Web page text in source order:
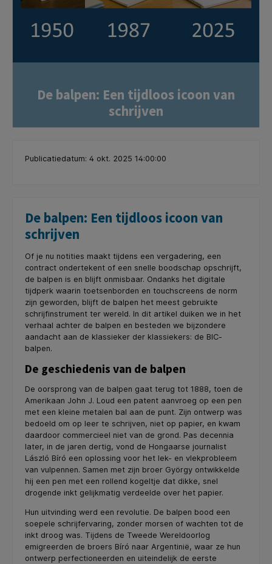
De balpen: Een tijdloos icoon van
schrijven
Publicatiedatum: 4 okt. 2025 14:00:00
De balpen: Een tijdloos icoon van
schrijven
Of je nu notities maakt tijdens een vergadering, een
contract ondertekent of een snelle boodschap opschrijft,
de balpen is en blijft onmisbaar. Ondanks het digitale
tijdperk waarin toetsenborden en touchscreens de norm
zijn geworden, blijft de balpen het meest gebruikte
schrijfinstrument ter wereld. In dit artikel duiken we in het
verhaal achter de balpen en besteden we bijzondere
aandacht aan de klassieker der klassiekers: de BIC-
balpen.
De geschiedenis van de balpen
De oorsprong van de balpen gaat terug tot 1888, toen de
Amerikaan John J. Loud een patent aanvroeg op een pen
met een kleine metalen bal aan de punt. Zijn ontwerp was
bedoeld om op leer te schrijven, niet op papier, en kwam
daardoor commercieel niet van de grond. Pas decennia
later, in de jaren dertig, vond de Hongaarse journalist
László Bíró een oplossing voor het lek- en vlekprobleem
van vulpennen. Samen met zijn broer György ontwikkelde
hij een pen met een rollend kogeltje dat dikke, snel
drogende inkt gelijkmatig verdeelde over het papier.
Hun uitvinding werd een revolutie. De balpen bood een
soepele schrijfervaring, zonder morsen of wachten tot de
inkt droog was. Tijdens de Tweede Wereldoorlog
emigreerden de broers Bíró naar Argentinië, waar ze hun
ontwerp perfectioneerden en uiteindelijk de eerste